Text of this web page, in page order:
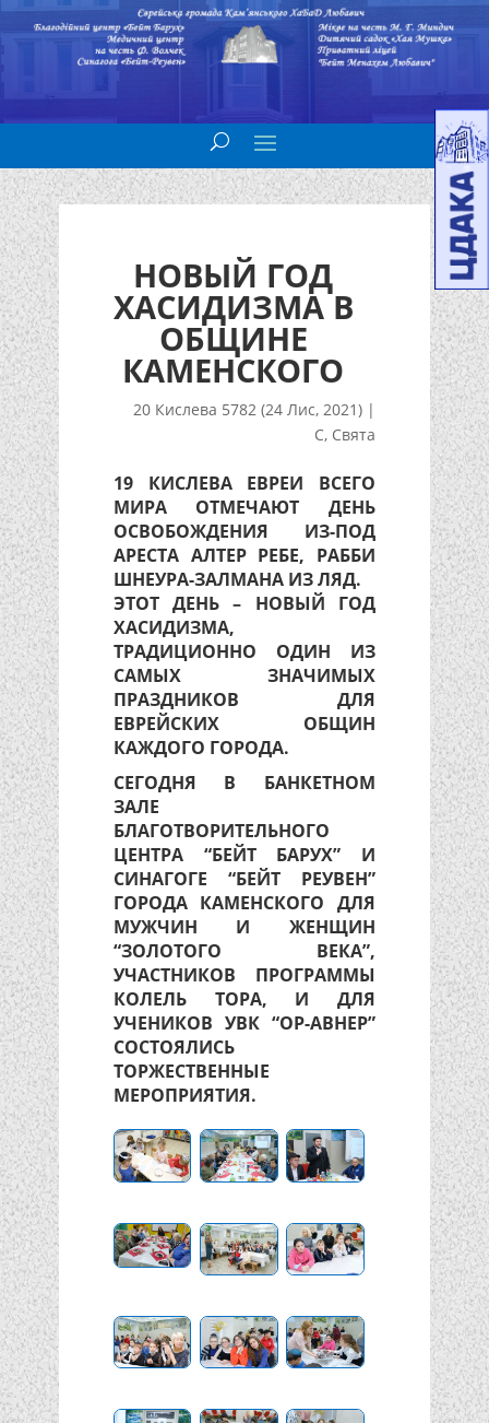
НОВЫЙ ГОД
ХАСИДИЗМА В
ОБЩИНЕ
КАМЕНСКОГО
20 Кислева 5782 (24 Лис, 2021) |
С, Свята
19 КИСЛЕВА ЕВРЕИ ВСЕГО
МИРА ОТМЕЧАЮТ ДЕНЬ
ОСВОБОЖДЕНИЯ ИЗ-ПОД
АРЕСТА АЛТЕР РЕБЕ, РАББИ
ШНЕУРА-ЗАЛМАНА ИЗ ЛЯД.
ЭТОТ ДЕНЬ – НОВЫЙ ГОД
ХАСИДИЗМА,
ТРАДИЦИОННО ОДИН ИЗ
САМЫХ ЗНАЧИМЫХ
ПРАЗДНИКОВ ДЛЯ
ЕВРЕЙСКИХ ОБЩИН
КАЖДОГО ГОРОДА.
СЕГОДНЯ В БАНКЕТНОМ
ЗАЛЕ
БЛАГОТВОРИТЕЛЬНОГО
ЦЕНТРА “БЕЙТ БАРУХ” И
СИНАГОГЕ “БЕЙТ РЕУВЕН”
ГОРОДА КАМЕНСКОГО ДЛЯ
МУЖЧИН И ЖЕНЩИН
“ЗОЛОТОГО ВЕКА”,
УЧАСТНИКОВ ПРОГРАММЫ
КОЛЕЛЬ ТОРА, И ДЛЯ
УЧЕНИКОВ УВК “ОР-АВНЕР”
СОСТОЯЛИСЬ
ТОРЖЕСТВЕННЫЕ
МЕРОПРИЯТИЯ.